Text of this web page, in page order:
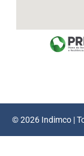
© 2026 Indimco |